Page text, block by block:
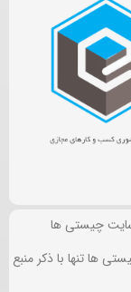
چیستی ها
ها تنها با ذکر منبع